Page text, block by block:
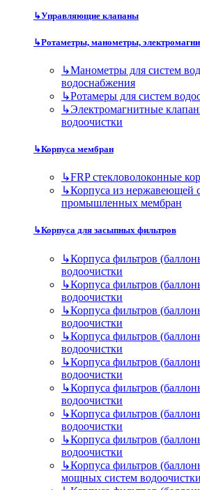
↳Управляющие клапаны
↳Ротаметры, манометры,
↳Манометры для систем
водоснабжения
↳Ротамеры для систем
↳Электромагнитные
водоочистки
↳Корпуса мембран
↳FRP стекловолоконные
↳Корпуса из нержавеющей
промышленных мембран
↳Корпуса для засыпных фильтров
↳Корпуса фильтров
водоочистки
↳Корпуса фильтров
водоочистки
↳Корпуса фильтров
водоочистки
↳Корпуса фильтров
водоочистки
↳Корпуса фильтров
водоочистки
↳Корпуса фильтров
водоочистки
↳Корпуса фильтров
водоочистки
↳Корпуса фильтров
водоочистки
↳Корпуса фильтров
мощных систем водоочистки